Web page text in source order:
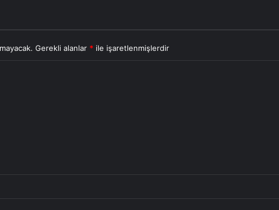
Gerekli alanlar * ile işaretlenmişlerdir